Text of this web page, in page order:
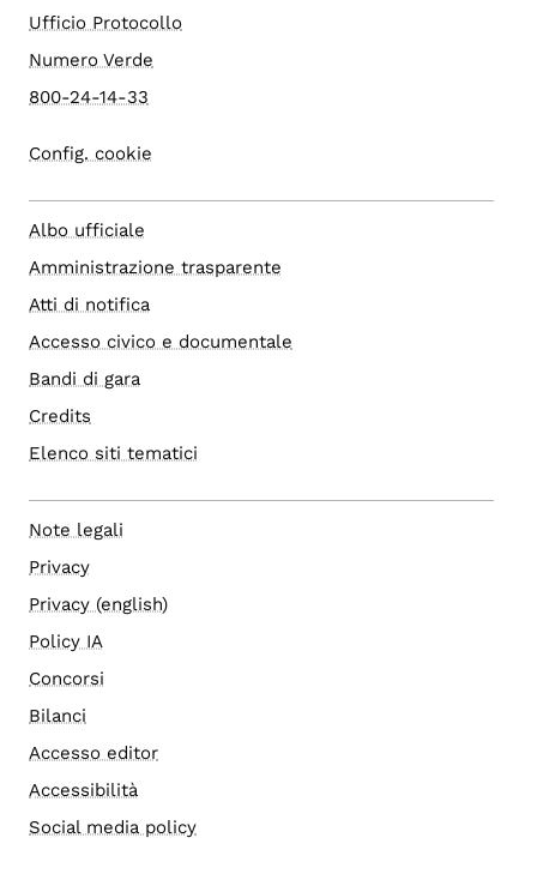
Ufficio Protocollo
Numero Verde
800-24-14-33
Config. cookie
Albo ufficiale
Amministrazione trasparente
Atti di notifica
Accesso civico e documentale
Bandi di gara
Credits
Elenco siti tematici
Note legali
Privacy
Privacy (english)
Policy IA
Concorsi
Bilanci
Accesso editor
Accessibilità
Social media policy